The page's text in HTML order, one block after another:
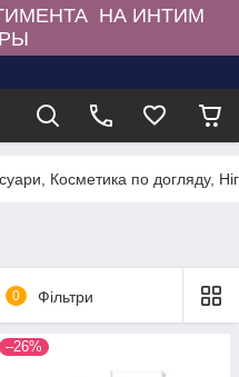
НА ИНТИМ
Косметика по догляду,
0 Фільтри
–26%